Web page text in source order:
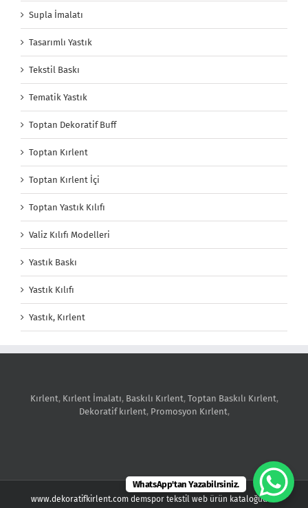
Supla İmalatı
Tasarımlı Yastık
Tekstil Baskı
Tematik Yastık
Toptan Dekoratif Buff
Toptan Kırlent
Toptan Kırlent İçi
Toptan Yastık Kılıfı
Valiz Kılıfı Modelleri
Yastık Baskı
Yastık Kılıfı
Yastık, Kırlent
Kırlent, Kırlent İmalatı, Baskılı Kırlent, Toptan Baskılı Kırlent,
Dekoratif kırlent, Promosyon Kırlent,
www.dekoratifkirlent.com demspor tekstil web ürün kataloğudur.
WhatsApp'tan Yazabilrsiniz.